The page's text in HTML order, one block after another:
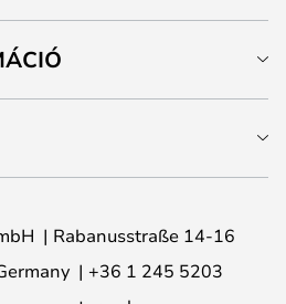
Rabanusstraße 14-16
+36 1 245 5203